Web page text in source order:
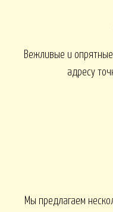
Вежливые и
адресу
Мы предлагаем